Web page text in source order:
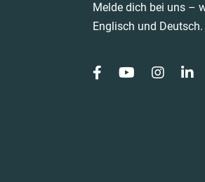
Melde dich bei uns –
Englisch und Deutsch.